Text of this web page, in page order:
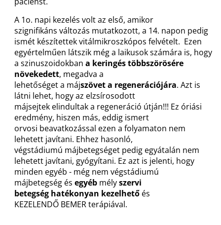
A 1o. napi kezelés volt az első, amikor
szignifikáns változás mutatkozott, a 14. napon pedig
ismét készítettek vitálmikroszkópos felvételt. Ezen
egyértelműen látszik még a laikusok számára is, hogy
a szinuszoidokban a keringés többszörösére
növekedett, megadva a
lehetőséget a májszöveta regenerációjára. Azt is
látni lehet, hogy az elzsírosodott
májsejtek elindultak a regeneráció útján!!! Ez óriási
eredmény, hiszen más, eddig ismert
orvosi beavatkozással ezen a folyamaton nem
lehetett javítani. Ehhez hasonló,
végstádiumú májbetegséget pedig egyátalán nem
lehetett javítani, gyógyítani. Ez azt is jelenti, hogy
minden egyéb - még nem végstádiumú
májbetegség és egyéb mélyszervi
betegség hatékonyan kezelhetőés
KEZELENDŐ BEMER terápiával.